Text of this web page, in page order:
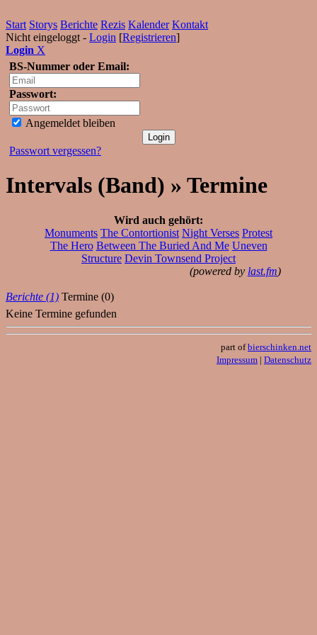
Start Storys Berichte Rezis Kalender Kontakt
Nicht eingeloggt - Login [Registrieren]
Login X
BS-Nummer oder Email:
Passwort:
Angemeldet bleiben
Passwort vergessen?
Intervals (Band) » Termine
Wird auch gehört:
Monuments The Contortionist Night Verses Protest
The Hero Between The Buried And Me Uneven
Structure Devin Townsend Project
(powered by last.fm)
Berichte (1) Termine (0)
Keine Termine gefunden
part ofbierschinken.net
Impressum | Datenschutz